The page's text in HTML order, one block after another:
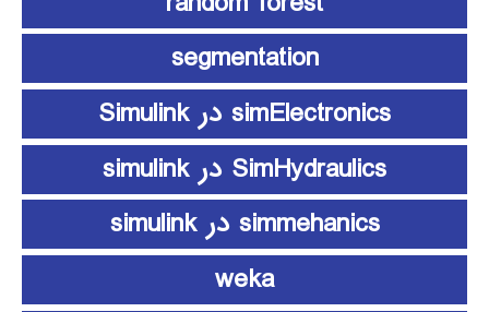
segmentation
simElectronics در Simulink
SimHydraulics در simulink
simmehanics در simulink
weka